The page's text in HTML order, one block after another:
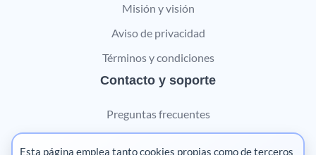
Misión y visión
Aviso de privacidad
Términos y condiciones
Contacto y soporte
Preguntas frecuentes
Contáctanos
Esta página emplea tanto cookies propias como de terceros